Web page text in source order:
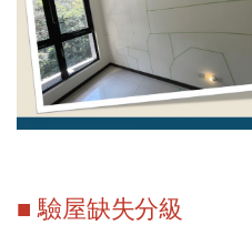
■ 驗屋缺失分級